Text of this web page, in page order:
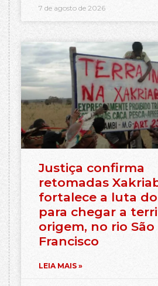
7 de agosto de 2026
Justiça confirma
retomadas
fortalece a luta
para chegar a
origem, no rio São
Francisco
LEIA MAIS »